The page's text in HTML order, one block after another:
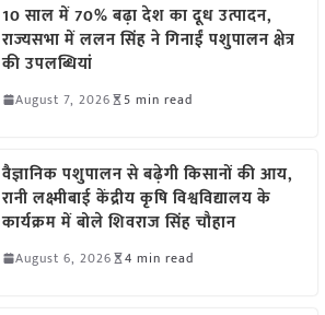
10 साल में 70% बढ़ा देश का दूध उत्पादन,
राज्यसभा में ललन सिंह ने गिनाईं पशुपालन क्षेत्र
की उपलब्धियां
August 7, 2026 5 min read
वैज्ञानिक पशुपालन से बढ़ेगी किसानों की आय,
रानी लक्ष्मीबाई केंद्रीय कृषि विश्वविद्यालय के
कार्यक्रम में बोले शिवराज सिंह चौहान
August 6, 2026 4 min read